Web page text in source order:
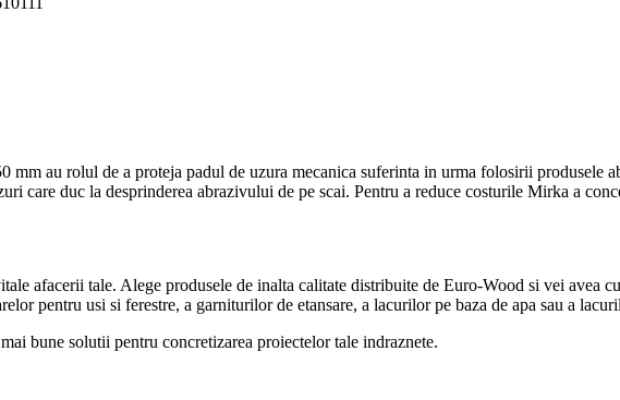
au rolul de a proteja padul de uzura mecanica suferinta in urma folosirii produsele
care duc la desprinderea abrazivului de pe scai. Pentru a reduce costurile Mirka a
afacerii tale. Alege produsele de inalta calitate distribuite de Euro-Wood si vei avea
pentru usi si ferestre, a garniturilor de etansare, a lacurilor pe baza de apa sau a
bune solutii pentru concretizarea proiectelor tale indraznete.